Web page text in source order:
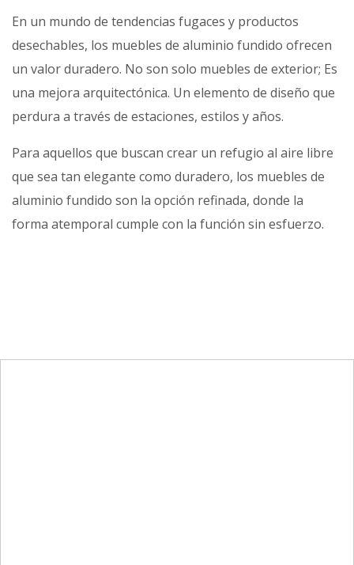
En un mundo de tendencias fugaces y productos
desechables, los muebles de aluminio fundido ofrecen
un valor duradero. No son solo muebles de exterior; Es
una mejora arquitectónica. Un elemento de diseño que
perdura a través de estaciones, estilos y años.
Para aquellos que buscan crear un refugio al aire libre
que sea tan elegante como duradero, los muebles de
aluminio fundido son la opción refinada, donde la
forma atemporal cumple con la función sin esfuerzo.